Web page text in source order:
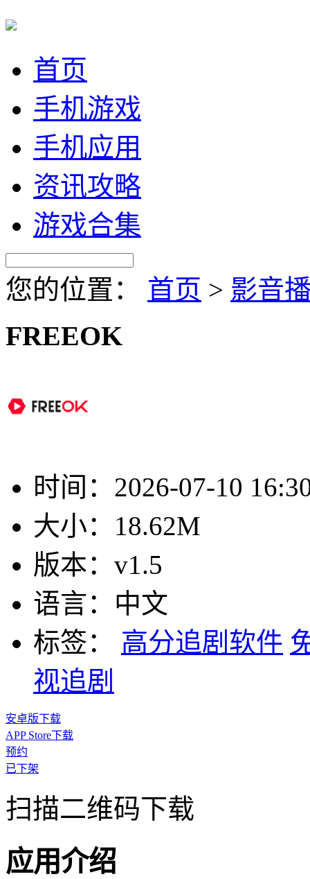
首页
手机游戏
手机应用
资讯攻略
游戏合集
您的位置： 首页 > 影音
FREEOK
时间： 2026-07-10
大小： 18.62M
版本： v1.5
语言： 中文
标签：
高分追剧软件
视追剧
安卓版下载
APP Store下载
预约
已下架
扫描二维码下载
应用介绍